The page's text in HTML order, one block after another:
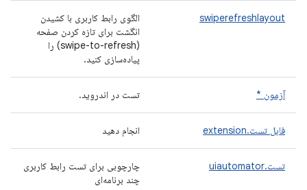
swiperefreshlayout
الگوی رابط کاربری با کشیدن
انگشت برای تازه کردن صفحه
(swipe-to-refresh) را
پیاده‌سازی کنید.
آزمون * تست در اندروید.
فایل تست.extension انجام دهید
تست.uiautomator
چارچوبی برای تست رابط کاربری
چند برنامه‌ای